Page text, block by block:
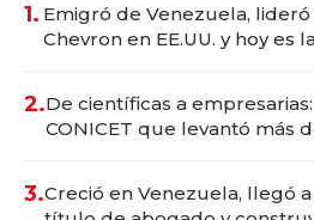
1. Emigró de Venezuela,
Chevron en EE.UU. y hoy es
2.De científicas a
CONICET que levantó más
3.Creció en Venezuela, llegó